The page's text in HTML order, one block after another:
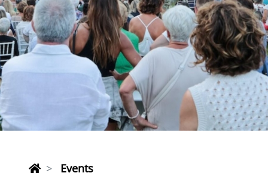
Events